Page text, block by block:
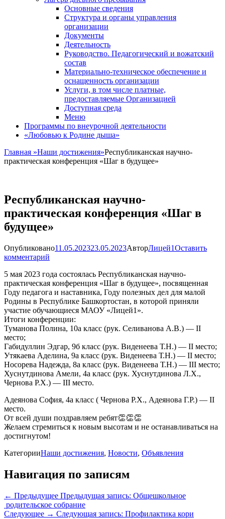
Основные сведения
Структура и органы управления
организации
Документы
Деятельность
Руководство. Педагогический и вожатский
состав
Материально-техническое обеспечение и
оснащенность организации
Услуги, в том числе платные,
предоставляемые Организацией
Доступная среда
Меню
Программы по внеурочной деятельности
«Любовью к Родине дыша»
Главная »Наши достижения»Республиканская научно-
практическая конференция «Шаг в будущее»
Республиканская научно-
практическая конференция «Шаг в
будущее»
Опубликовано11.05.202323.05.2023АвторЛицей1Оставить
комментарий
5 мая 2023 года состоялась Республиканская научно-
практическая конференция «Шаг в будущее», посвященная
Году педагога и наставника, Году полезных дел для малой
Родины в Республике Башкортостан, в которой приняли
участие обучающиеся МАОУ «Лицей1».
Итоги конференции:
Туманова Полина, 10а класс (рук. Селиванова А.В.) — II
место;
Габидуллин Эдгар, 9б класс (рук. Виденеева Т.Н.) — II место;
Утякаева Аделина, 9а класс (рук. Виденеева Т.Н.) — II место;
Носорева Надежда, 8а класс (рук. Виденеева Т.Н.) — III место;
Хуснутдинова Амели, 4а класс (рук. Хуснутдинова Л.Х.,
Чернова Р.Х.) — III место.
Адеянова София, 4а класс ( Чернова Р.Х., Адеянова Г.Р.) — II
место.
От всей души поздравляем ребят👏👏👏
Желаем стремиться к новым высотам и не останавливаться на
достигнутом!
КатегорииНаши достижения, Новости, Объявления
Навигация по записям
← Предыдущее Предыдущая запись: Общешкольное
родительское собрание
Следующее → Следующая запись: Профилактика кори